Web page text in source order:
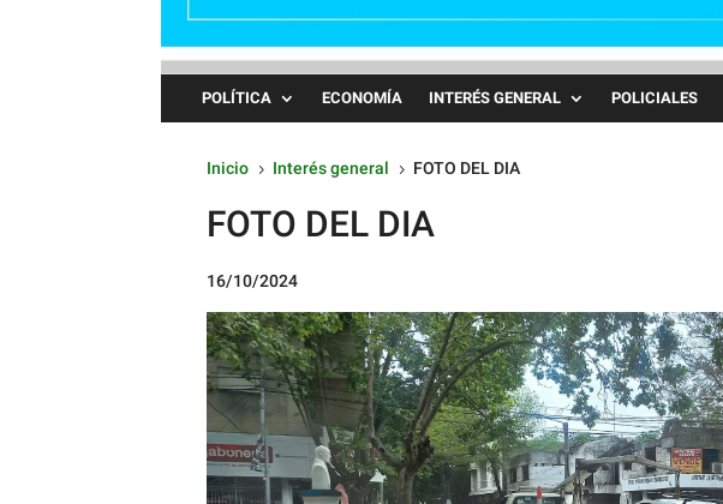
POLÍTICA ECONOMÍA INTERÉS GENERAL POLICIALES
Inicio 5 Interés general 5 FOTO DEL DIA
FOTO DEL DIA
16/10/2024